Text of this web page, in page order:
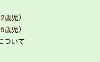
歳児)
歳児)
ついて